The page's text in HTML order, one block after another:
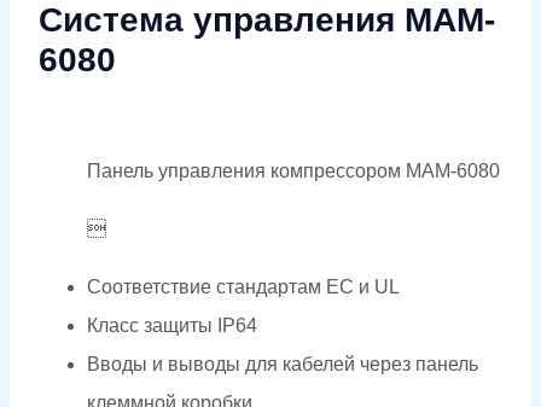
Система управления MAM-
6080
Панель управления компрессором MAM-6080

Соответствие стандартам EC и UL
Класс защиты IP64
Вводы и выводы для кабелей через панель